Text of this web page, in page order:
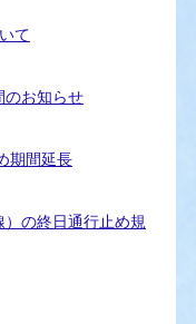
て
のお知らせ
期間延長
）の終日通行止め規